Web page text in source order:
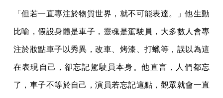
「但若一直專注於物質世界，就不可能表達。」他生動
比喻，假設身體是車子，靈魂是駕駛員，大多數人會專
注於妝點車子以秀異，改車、烤漆、打蠟等，誤以為這
在表現自己，卻忘記駕駛員本身。他直言，人們都忘
了，車子不等於自己，演員若忘記這點，觀眾就會一直